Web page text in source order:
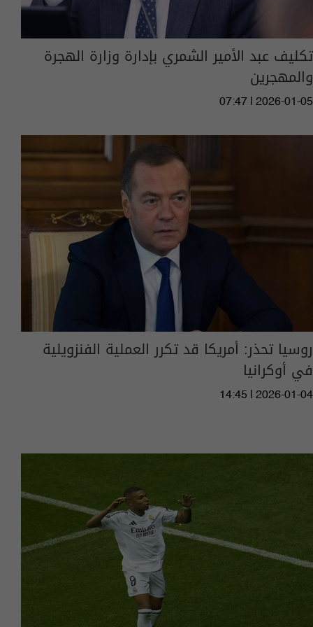
تكليف عبد الأمير الشمري بإدارة وزارة الهجرة
والمهجرين
07:47 | 2026-01-05
روسيا تحذر: أمريكا قد تكرر العملية الفنزويلية
في أوكرانيا
14:45 | 2026-01-04